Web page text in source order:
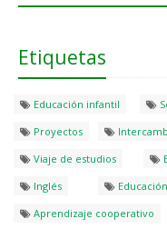
Etiquetas
Educación infantil
Proyectos
Viaje de estudios
Inglés
Aprendizaje cooperativo